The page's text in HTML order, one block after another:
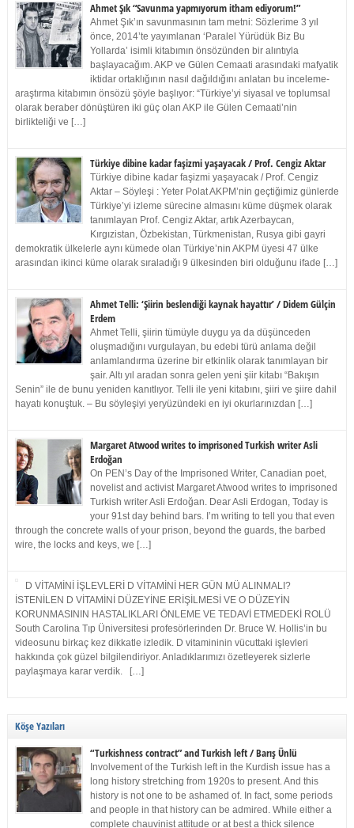
Ahmet Şık “Savunma yapmıyorum itham ediyorum!”
Ahmet Şık’ın savunmasının tam metni: Sözlerime 3 yıl
önce, 2014’te yayımlanan ‘Paralel Yürüdük Biz Bu
Yollarda’ isimli kitabımın önsözünden bir alıntıyla
başlayacağım. AKP ve Gülen Cemaati arasındaki mafyatik
iktidar ortaklığının nasıl dağıldığını anlatan bu inceleme-
araştırma kitabımın önsözü şöyle başlıyor: “Türkiye’yi siyasal ve toplumsal
olarak beraber dönüştüren iki güç olan AKP ile Gülen Cemaati’nin
birlikteliği ve […]
Türkiye dibine kadar faşizmi yaşayacak / Prof. Cengiz Aktar
Türkiye dibine kadar faşizmi yaşayacak / Prof. Cengiz
Aktar – Söyleşi : Yeter Polat AKPM’nin geçtiğimiz günlerde
Türkiye’yi izleme sürecine almasını küme düşmek olarak
tanımlayan Prof. Cengiz Aktar, artık Azerbaycan,
Kırgızistan, Özbekistan, Türkmenistan, Rusya gibi gayri
demokratik ülkelerle aynı kümede olan Türkiye’nin AKPM üyesi 47 ülke
arasından ikinci küme olarak sıraladığı 9 ülkesinden biri olduğunu ifade […]
Ahmet Telli: ‘Şiirin beslendiği kaynak hayattır’ / Didem Gülçin
Erdem
Ahmet Telli, şiirin tümüyle duygu ya da düşünceden
oluşmadığını vurgulayan, bu edebi türü anlama değil
anlamlandırma üzerine bir etkinlik olarak tanımlayan bir
şair. Altı yıl aradan sonra gelen yeni şiir kitabı “Bakışın
Senin” ile de bunu yeniden kanıtlıyor. Telli ile yeni kitabını, şiiri ve şiire dahil
hayatı konuştuk. – Bu söyleşiyi yeryüzündeki en iyi okurlarınızdan […]
Margaret Atwood writes to imprisoned Turkish writer Asli
Erdoğan
On PEN’s Day of the Imprisoned Writer, Canadian poet,
novelist and activist Margaret Atwood writes to imprisoned
Turkish writer Asli Erdoğan. Dear Asli Erdogan, Today is
your 91st day behind bars. I’m writing to tell you that even
through the concrete walls of your prison, beyond the guards, the barbed
wire, the locks and keys, we […]
D VİTAMİNİ İŞLEVLERİ D VİTAMİNİ HER GÜN MÜ ALINMALI?
İSTENİLEN D VİTAMİNİ DÜZEYİNE ERİŞİLMESİ VE O DÜZEYİN
KORUNMASININ HASTALIKLARI ÖNLEME VE TEDAVİ ETMEDEKİ ROLÜ
South Carolina Tıp Üniversitesi profesörlerinden Dr. Bruce W. Hollis’in bu
videosunu birkaç kez dikkatle izledik. D vitamininin vücuttaki işlevleri
hakkında çok güzel bilgilendiriyor. Anladıklarımızı özetleyerek sizlerle
paylaşmaya karar verdik. […]
Köşe Yazıları
“Turkishness contract” and Turkish left / Barış Ünlü
Involvement of the Turkish left in the Kurdish issue has a
long history stretching from 1920s to present. And this
history is not one to be ashamed of. In fact, some periods
and people in that history can be admired. While either a
complete chauvinist attitude or at best a thick silence